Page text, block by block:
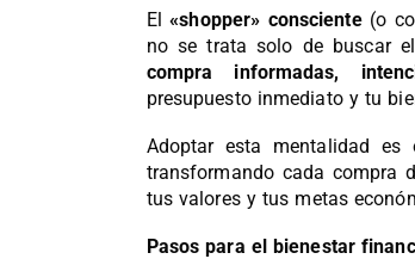
El«shopper» consciente(o
no se trata solo de buscar
compra informadas,
presupuesto inmediato y tu
Adoptar esta mentalidad
transformando cada compra
tus valores y tus metas
Pasos para el bienestar